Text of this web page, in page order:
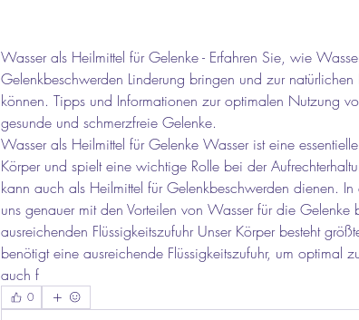
Wasser als Heilmittel für Gelenke - Erfahren Sie, wie
Gelenkbeschwerden Linderung bringen und zur
können. Tipps und Informationen zur optimalen Nutzung
gesunde und schmerzfreie Gelenke.
Wasser als Heilmittel für Gelenke Wasser ist eine
Körper und spielt eine wichtige Rolle bei der
kann auch als Heilmittel für Gelenkbeschwerden dienen.
uns genauer mit den Vorteilen von Wasser für die Gelenke
ausreichenden Flüssigkeitszufuhr Unser Körper besteht
benötigt eine ausreichende Flüssigkeitszufuhr, um optimal
auch f
0